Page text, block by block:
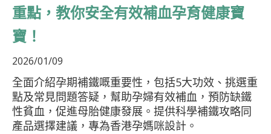
重點，教你安全有效補血孕育健康寶
寶！
2026/01/09
全面介紹孕期補鐵嘅重要性，包括5大功效、挑選重
點及常見問題答疑，幫助孕婦有效補血，預防缺鐵
性貧血，促進母胎健康發展。提供科學補鐵攻略同
產品選擇建議，專為香港孕媽咪設計。